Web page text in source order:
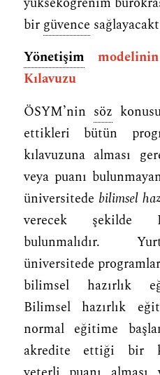
bir güvence
Yönetişim
Kılavuzu
ÖSYM’nin söz
ettikleri bütün
kılavuzuna alması
veya puanı
üniversitede bilimsel
verecek şekilde
bulunmalıdır.
üniversitede
bilimsel hazırlık
Bilimsel hazırlık
normal eğitime
akredite ettiği bir